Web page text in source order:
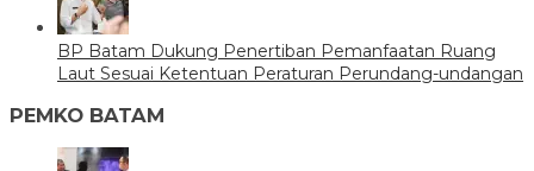
BP Batam Dukung Penertiban Pemanfaatan Ruang
Laut Sesuai Ketentuan Peraturan Perundang-undangan
PEMKO BATAM